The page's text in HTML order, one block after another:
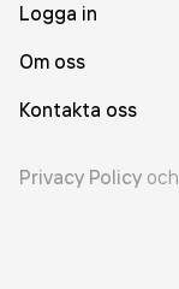
Logga in
Om oss
Kontakta oss
Privacy Policy och